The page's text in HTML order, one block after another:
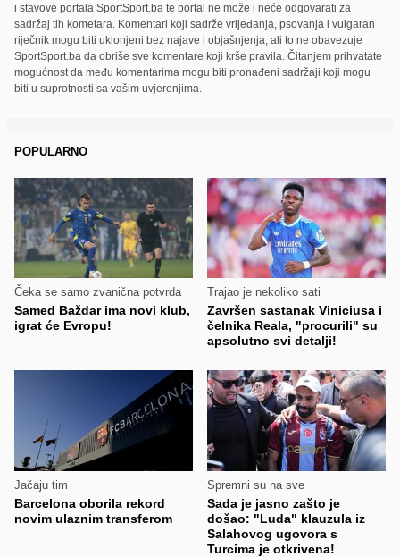
i stavove portala SportSport.ba te portal ne može i neće odgovarati za
sadržaj tih kometara. Komentari koji sadrže vrijeđanja, psovanja i vulgaran
riječnik mogu biti uklonjeni bez najave i objašnjenja, ali to ne obavezuje
SportSport.ba da obriše sve komentare koji krše pravila. Čitanjem prihvatate
mogućnost da među komentarima mogu biti pronađeni sadržaji koji mogu
biti u suprotnosti sa vašim uvjerenjima.
POPULARNO
Čeka se samo zvanična potvrda
Samed Baždar ima novi klub,
igrat će Evropu!
Trajao je nekoliko sati
Završen sastanak Viniciusa i
čelnika Reala, "procurili" su
apsolutno svi detalji!
Jačaju tim
Barcelona oborila rekord
novim ulaznim transferom
Spremni su na sve
Sada je jasno zašto je
došao: "Luda" klauzula iz
Salahovog ugovora s
Turcima je otkrivena!